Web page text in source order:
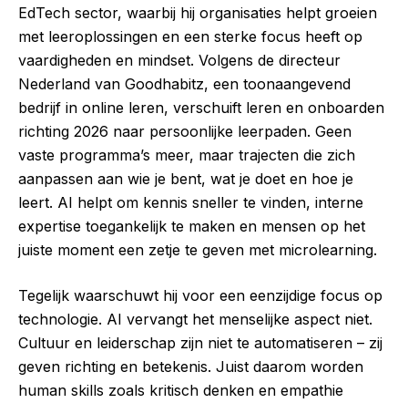
EdTech sector, waarbij hij organisaties helpt groeien
met leeroplossingen en een sterke focus heeft op
vaardigheden en mindset. Volgens de directeur
Nederland van Goodhabitz, een toonaangevend
bedrijf in online leren, verschuift leren en onboarden
richting 2026 naar persoonlijke leerpaden. Geen
vaste programma’s meer, maar trajecten die zich
aanpassen aan wie je bent, wat je doet en hoe je
leert. AI helpt om kennis sneller te vinden, interne
expertise toegankelijk te maken en mensen op het
juiste moment een zetje te geven met microlearning.
Tegelijk waarschuwt hij voor een eenzijdige focus op
technologie. AI vervangt het menselijke aspect niet.
Cultuur en leiderschap zijn niet te automatiseren – zij
geven richting en betekenis. Juist daarom worden
human skills zoals kritisch denken en empathie